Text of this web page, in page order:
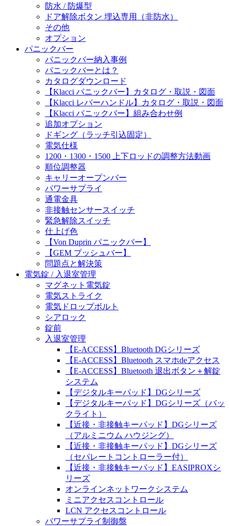
防水 / 防爆型
ドア解除ボタン 埋込専用（非防水）
その他
オプション
パニックバー
パニックバー納入事例
パニックバーとは？
カタログダウンロード
【Klacci パニックバー】カタログ・取説・図面
【Klacci レバーハンドル】カタログ・取説・図面
【Klacci パニックバー】組み合わせ例
追加オプション
ドギング（ラッチ引込固定）
電気仕様
1200・1300・1500 上下ロッドの調整方法動画
順位調整器
キャリーオープンバー
パワーサプライ
通電金具
非接触センサースイッチ
緊急解除スイッチ
仕上げ色
【Von Duprin パニックバー】
【GEM プッシュバー】
問題点と解決策
電気錠 / 入退室管理
マグネット電気錠
電気ストライク
電気ドロップボルト
シアロック
錠前
入退室管理
【E-ACCESS】Bluetooth DGシリーズ
【E-ACCESS】Bluetooth スマホdeアクセス
【E-ACCESS】Bluetooth 退出ボタン＋解錠
システム
【デジタルキーパッド】DGシリーズ
【デジタルキーパッド】DGシリーズ（バッ
クライト）
【近接・非接触キーパッド】DGシリーズ
（アルミニウム ハウジング）
【近接・非接触キーパッド】DGシリーズ
（セパレートコントローラー付）
【近接・非接触キーパッド】EASIPROXシ
リーズ
オンラインネットワークシステム
ミニアクセスコントロール
LCN アクセスコントロール
パワーサプライ制御盤